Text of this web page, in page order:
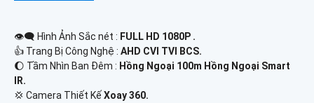
👁️‍🗨 Hình Ảnh Sắc nét : FULL HD 1080P .
👍 Trang Bị Công Nghệ : AHD CVI TVI BCS.
🌔 Tầm Nhìn Ban Đêm : Hồng Ngoại 100m Hồng Ngoại Smart
IR.
💢 Camera Thiết Kế Xoay 360.